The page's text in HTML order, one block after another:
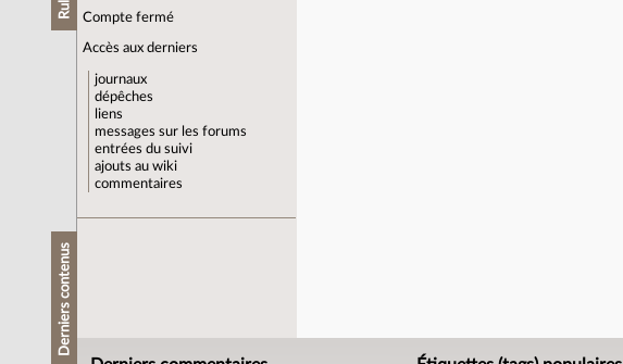
Compte fermé
Accès aux derniers
journaux
dépêches
liens
messages sur les forums
entrées du suivi
ajouts au wiki
commentaires
Derniers contenus